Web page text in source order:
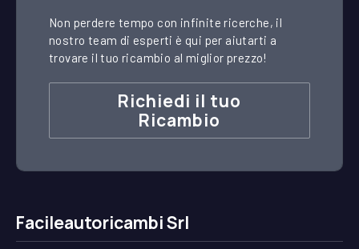
Non perdere tempo con infinite ricerche, il
nostro team di esperti è qui per aiutarti a
trovare il tuo ricambio al miglior prezzo!
Richiedi il tuo
Ricambio
Facileautoricambi Srl